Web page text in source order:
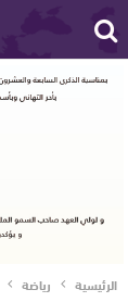
الرئيسية رياضة